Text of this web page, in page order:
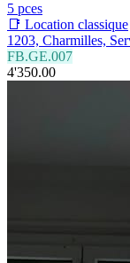
5 pces
📑 Location classique
1203, Charmilles,
FB.GE.007
4'350.00